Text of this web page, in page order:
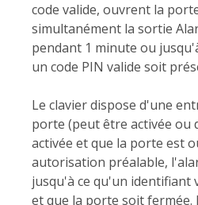
code valide, ouvrent la
simultanément la sortie
pendant 1 minute ou
un code PIN valide soit
Le clavier dispose d'une
porte (peut être activée ou
activée et que la porte est
autorisation préalable,
jusqu'à ce qu'un identifiant
et que la porte soit fermée.